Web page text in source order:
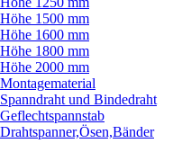
Höhe 1500 mm
Höhe 1600 mm
Höhe 1800 mm
Höhe 2000 mm
Montagematerial
Spanndraht und Bindedraht
Geflechtspannstab
Drahtspanner,Ösen,Bänder